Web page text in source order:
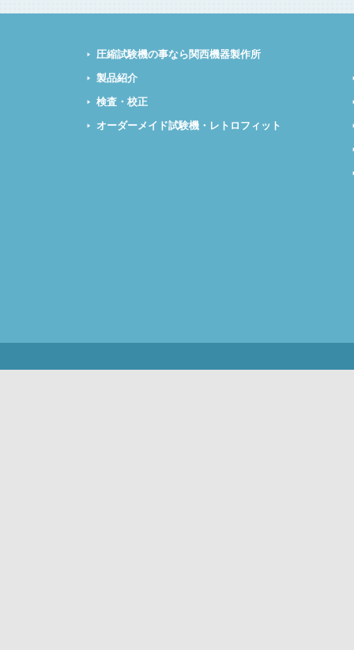
圧縮試験機の事なら関西機器製作所
製品紹介
検査・校正
オーダーメイド試験機・レトロフィット